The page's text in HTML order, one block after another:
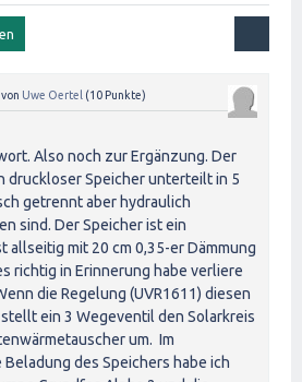
von Uwe Oertel (10 Punkte)
Also noch zur Ergänzung. Der
druckloser Speicher unterteilt in 5
getrennt aber hydraulich
sind. Der Speicher ist ein
allseitig mit 20 cm 0,35-er Dämmung
richtig in Erinnerung habe verliere
die Regelung (UVR1611) diesen
ein 3 Wegeventil den Solarkreis
um. Im
des Speichers habe ich